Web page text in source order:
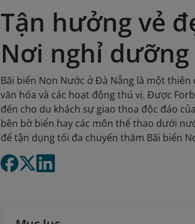
Tận hưởng vẻ
Nơi nghỉ
Bãi biển Non Nước ở Đà Nẵng là một
văn hóa và các hoạt động thú vị. Được
đến cho du khách sự giao thoa độc đáo
bên bờ biển hay các môn thể thao dưới
để tận dụng tối đa chuyến thăm Bãi biển